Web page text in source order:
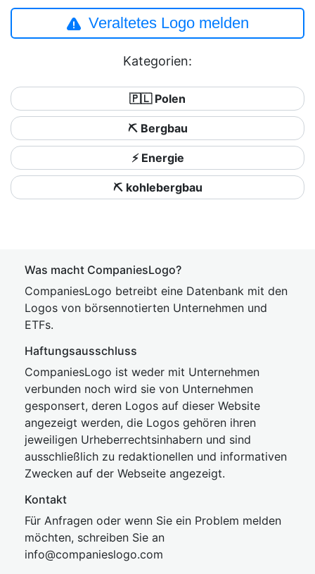
Veraltetes Logo melden
Kategorien:
🇵🇱 Polen
⛏️ Bergbau
⚡ Energie
⛏️ kohlebergbau
Was macht CompaniesLogo?
CompaniesLogo betreibt eine Datenbank mit den
Logos von börsennotierten Unternehmen und
ETFs.
Haftungsausschluss
CompaniesLogo ist weder mit Unternehmen
verbunden noch wird sie von Unternehmen
gesponsert, deren Logos auf dieser Website
angezeigt werden, die Logos gehören ihren
jeweiligen Urheberrechtsinhabern und sind
ausschließlich zu redaktionellen und informativen
Zwecken auf der Webseite angezeigt.
Kontakt
Für Anfragen oder wenn Sie ein Problem melden
möchten, schreiben Sie an
info@companieslogo.com